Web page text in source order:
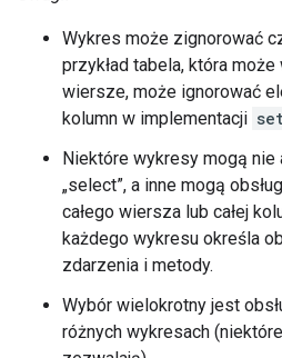
Wykres może zignorować
przykład tabela, która
wiersze, może ignorować
kolumn w implementacji
Niektóre wykresy mogą
„select”, a inne mogą
całego wiersza lub całej
każdego wykresu określa
zdarzenia i metody.
Wybór wielokrotny jest
różnych wykresach